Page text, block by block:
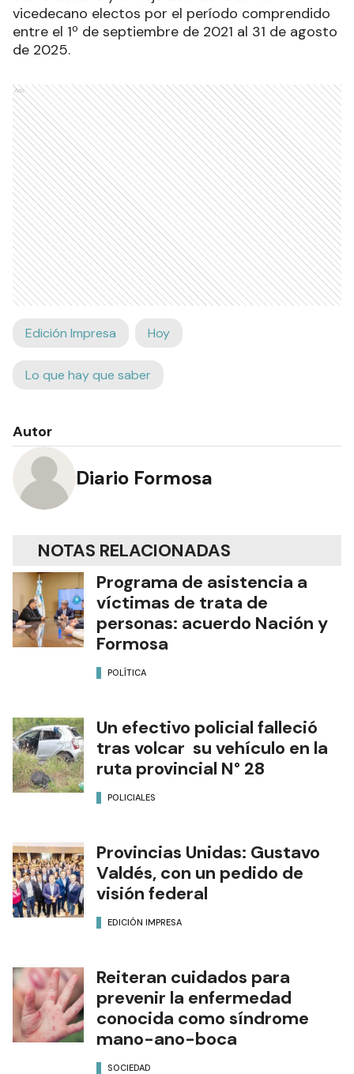
vicedecano electos por el período comprendido
entre el 1º de septiembre de 2021 al 31 de agosto
de 2025.
Ads
Edición Impresa Hoy
Lo que hay que saber
Autor
Diario Formosa
NOTAS RELACIONADAS
Programa de asistencia a
víctimas de trata de
personas: acuerdo Nación y
Formosa
POLÍTICA
Un efectivo policial falleció
tras volcar su vehículo en la
ruta provincial N° 28
POLICIALES
Provincias Unidas: Gustavo
Valdés, con un pedido de
visión federal
EDICIÓN IMPRESA
Reiteran cuidados para
prevenir la enfermedad
conocida como síndrome
mano-ano-boca
SOCIEDAD